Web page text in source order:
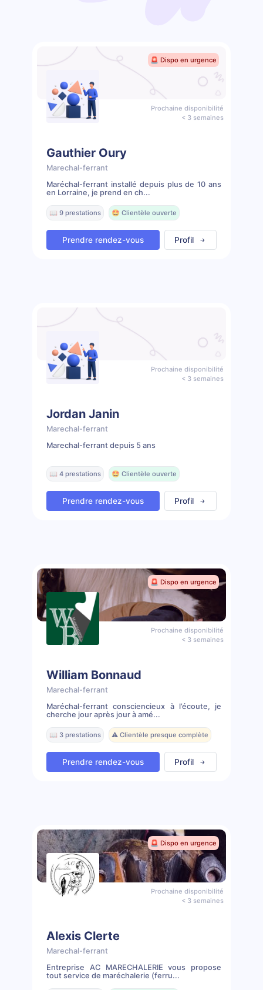
🚨 Dispo en urgence
Prochaine disponibilité
< 3 semaines
Gauthier Oury
Marechal-ferrant
Maréchal-ferrant installé depuis plus de 10 ans
en Lorraine, je prend en ch...
📖 9 prestations 🤩 Clientèle ouverte
Prendre rendez-vous Profil
Prochaine disponibilité
< 3 semaines
Jordan Janin
Marechal-ferrant
Marechal-ferrant depuis 5 ans
📖 4 prestations 🤩 Clientèle ouverte
Prendre rendez-vous Profil
🚨 Dispo en urgence
Prochaine disponibilité
< 3 semaines
William Bonnaud
Marechal-ferrant
Maréchal-ferrant consciencieux à l’écoute, je
cherche jour après jour à amé...
📖 3 prestations ⚠️ Clientèle presque complète
Prendre rendez-vous Profil
🚨 Dispo en urgence
Prochaine disponibilité
< 3 semaines
Alexis Clerte
Marechal-ferrant
Entreprise AC MARECHALERIE vous propose
tout service de maréchalerie (ferru...